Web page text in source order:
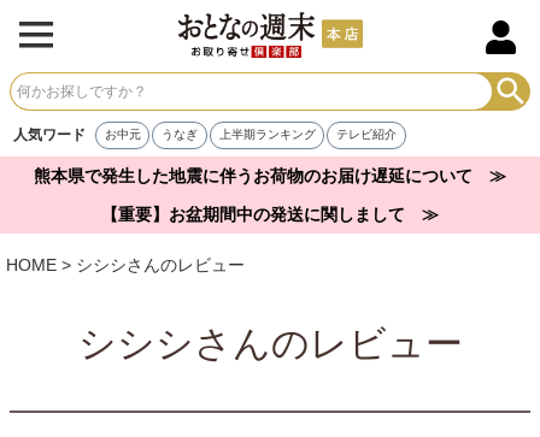
人気ワード お中元 うなぎ 上半期ランキング テレビ紹介
熊本県で発生した地震に伴うお荷物のお届け遅延について ≫
【重要】お盆期間中の発送に関しまして ≫
HOME シシシさんのレビュー
シシシさんのレビュー